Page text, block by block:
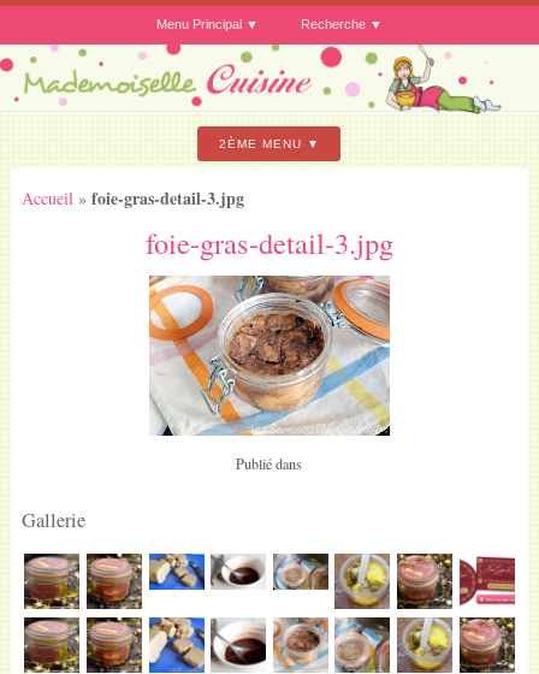
Menu Principal Recherche
2ÈME MENU
Accueil » foie-gras-detail-3.jpg
foie-gras-detail-3.jpg
Publié dans
Gallerie